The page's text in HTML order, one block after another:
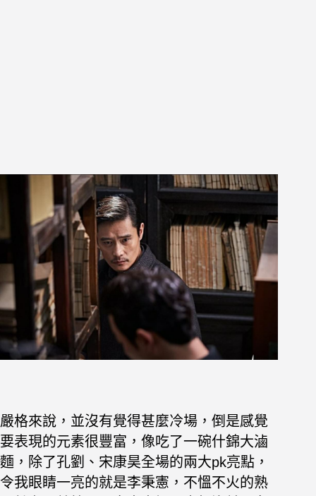
嚴格來說，並沒有覺得甚麼冷場，倒是感覺
要表現的元素很豐富，像吃了一碗什錦大滷
麵，除了孔劉、宋康昊全場的兩大pk亮點，
令我眼睛一亮的就是李秉憲，不慍不火的熟